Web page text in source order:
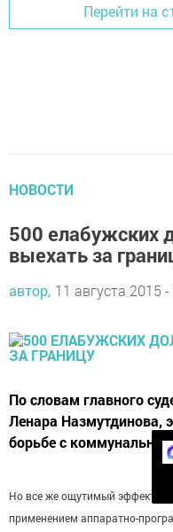
Перейти на
НОВОСТИ
500 елабужских
выехать за
автор, 11 августа 2015
По словам главного
Ленара Назмутдинова,
борьбе с
Но все же ощутимый эффект в
применением аппаратно-